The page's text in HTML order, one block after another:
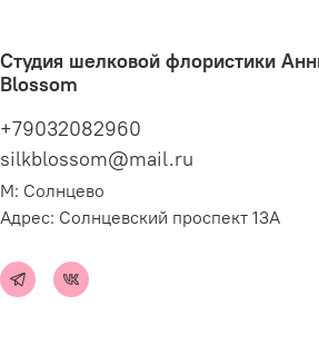
Студия шелковой флористики
Blossom
+79032082960
silkblossom@mail.ru
М: Солнцево
Адрес: Солнцевский проспект 13А